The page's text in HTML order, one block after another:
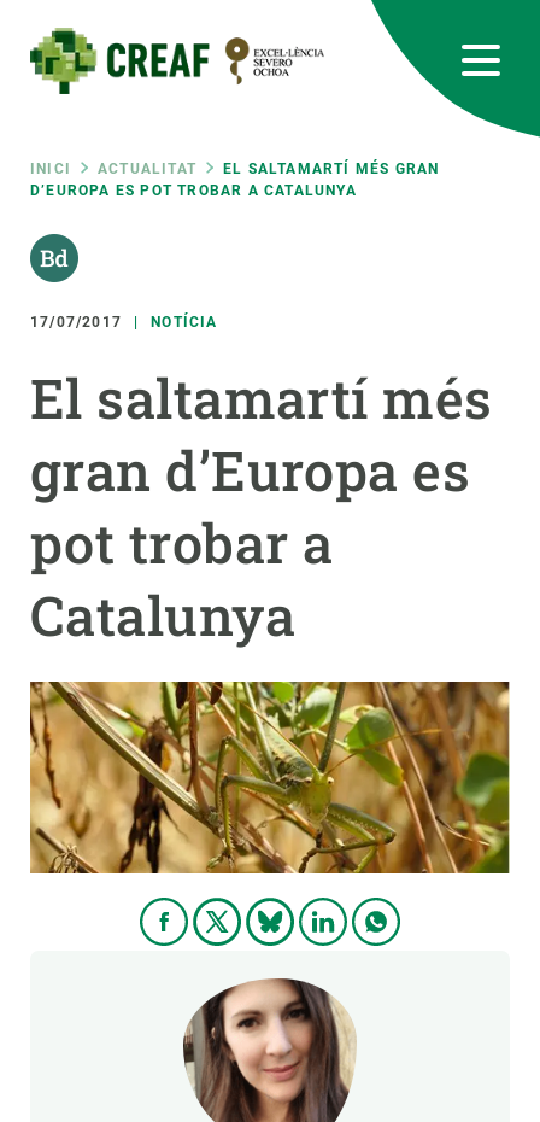
contingut
Fil
d'ariadna
INICI ACTUALITAT
EL SALTAMARTÍ MÉS GRAN
D’EUROPA ES POT TROBAR A CATALUNYA
17/07/2017 NOTÍCIA
El saltamartí més
gran d’Europa es
pot trobar a
Catalunya
RRSS
Featured
responsive
INTRANET
Responsive
menu
CIÈNCIA EN ACCIÓ
UNEIX-TE A NOSALTRES
PARTICIPA